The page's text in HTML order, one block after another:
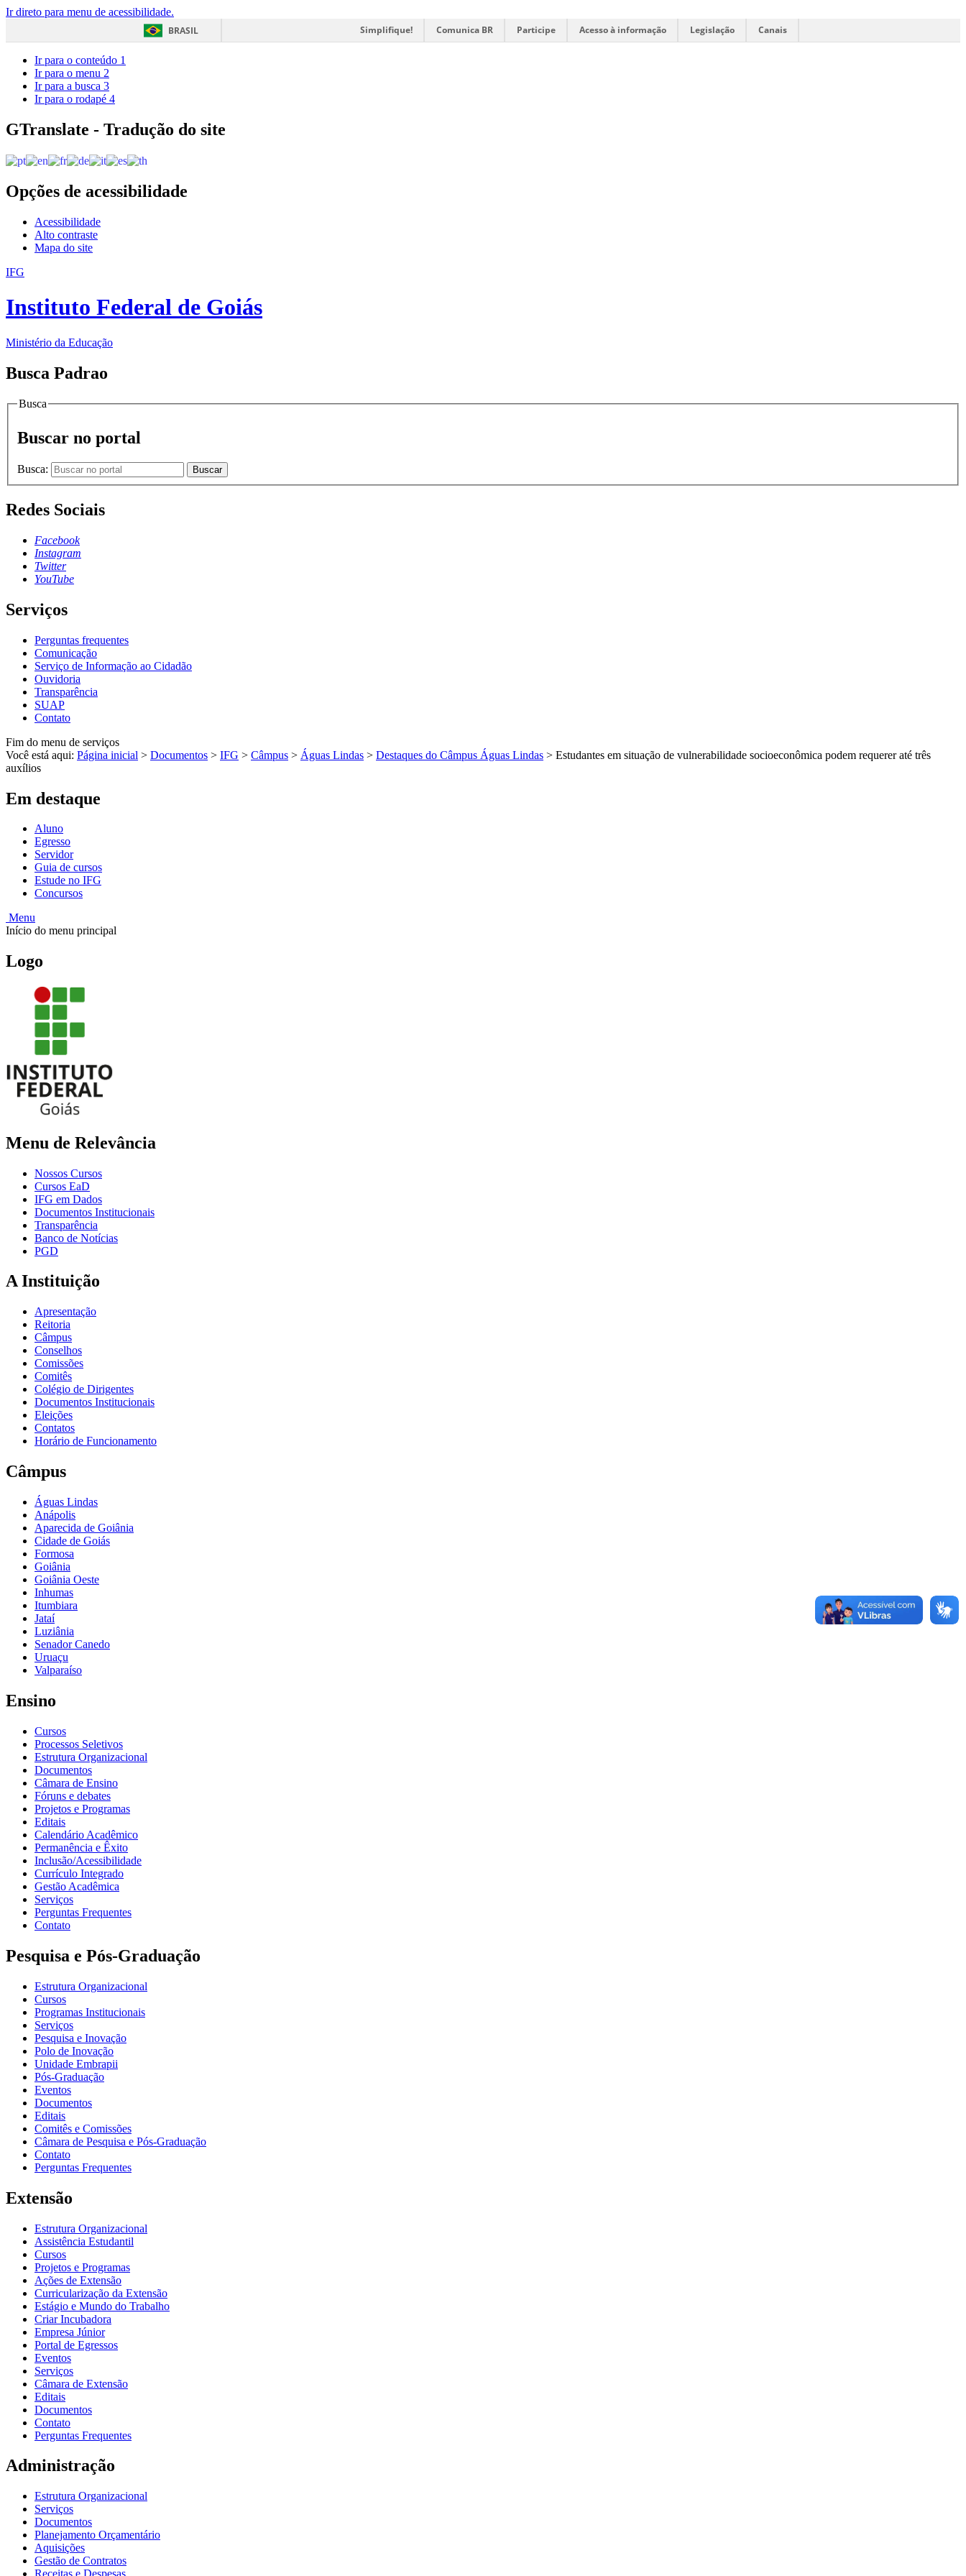
Ir direto para menu de acessibilidade.
BRASIL
Simplifique! Comunica BR Participe Acesso à informação Legislação Canais
Ir para o conteúdo 1
Ir para o menu 2
Ir para a busca 3
Ir para o rodapé 4
GTranslate - Tradução do site
Opções de acessibilidade
Acessibilidade
Alto contraste
Mapa do site
IFG
Instituto Federal de Goiás
Ministério da Educação
Busca Padrao
Busca
Buscar no portal
Busca: Buscar
Redes Sociais
Facebook
Instagram
Twitter
YouTube
Serviços
Perguntas frequentes
Comunicação
Serviço de Informação ao Cidadão
Ouvidoria
Transparência
SUAP
Contato
Fim do menu de serviços
Você está aqui: Página inicial > Documentos > IFG > Câmpus > Águas Lindas > Destaques do Câmpus Águas Lindas > Estudantes em situação de vulnerabilidade socioeconômica podem requerer até três
auxílios
Em destaque
Aluno
Egresso
Servidor
Guia de cursos
Estude no IFG
Concursos
Menu
Início do menu principal
Logo
Menu de Relevância
Nossos Cursos
Cursos EaD
IFG em Dados
Documentos Institucionais
Transparência
Banco de Notícias
PGD
A Instituição
Apresentação
Reitoria
Câmpus
Conselhos
Comissões
Comitês
Colégio de Dirigentes
Documentos Institucionais
Eleições
Contatos
Horário de Funcionamento
Câmpus
Águas Lindas
Anápolis
Aparecida de Goiânia
Cidade de Goiás
Formosa
Goiânia
Goiânia Oeste
Inhumas
Itumbiara
Jataí
Luziânia
Senador Canedo
Uruaçu
Valparaíso
Ensino
Cursos
Processos Seletivos
Estrutura Organizacional
Documentos
Câmara de Ensino
Fóruns e debates
Projetos e Programas
Editais
Calendário Acadêmico
Permanência e Êxito
Inclusão/Acessibilidade
Currículo Integrado
Gestão Acadêmica
Serviços
Perguntas Frequentes
Contato
Pesquisa e Pós-Graduação
Estrutura Organizacional
Cursos
Programas Institucionais
Serviços
Pesquisa e Inovação
Polo de Inovação
Unidade Embrapii
Pós-Graduação
Eventos
Documentos
Editais
Comitês e Comissões
Câmara de Pesquisa e Pós-Graduação
Contato
Perguntas Frequentes
Extensão
Estrutura Organizacional
Assistência Estudantil
Cursos
Projetos e Programas
Ações de Extensão
Curricularização da Extensão
Estágio e Mundo do Trabalho
Criar Incubadora
Empresa Júnior
Portal de Egressos
Eventos
Serviços
Câmara de Extensão
Editais
Documentos
Contato
Perguntas Frequentes
Administração
Estrutura Organizacional
Serviços
Documentos
Planejamento Orçamentário
Aquisições
Gestão de Contratos